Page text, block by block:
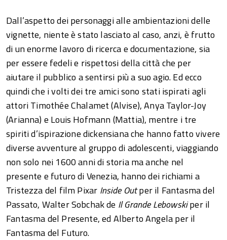
Dall’aspetto dei personaggi alle ambientazioni delle
vignette, niente è stato lasciato al caso, anzi, è frutto
di un enorme lavoro di ricerca e documentazione, sia
per essere fedeli e rispettosi della città che per
aiutare il pubblico a sentirsi più a suo agio. Ed ecco
quindi che i volti dei tre amici sono stati ispirati agli
attori Timothée Chalamet (Alvise), Anya Taylor-Joy
(Arianna) e Louis Hofmann (Mattia), mentre i tre
spiriti d’ispirazione dickensiana che hanno fatto vivere
diverse avventure al gruppo di adolescenti, viaggiando
non solo nei 1600 anni di storia ma anche nel
presente e futuro di Venezia, hanno dei richiami a
Tristezza del film Pixar Inside Outper il Fantasma del
Passato, Walter Sobchak de Il Grande Lebowskiper il
Fantasma del Presente, ed Alberto Angela per il
Fantasma del Futuro.